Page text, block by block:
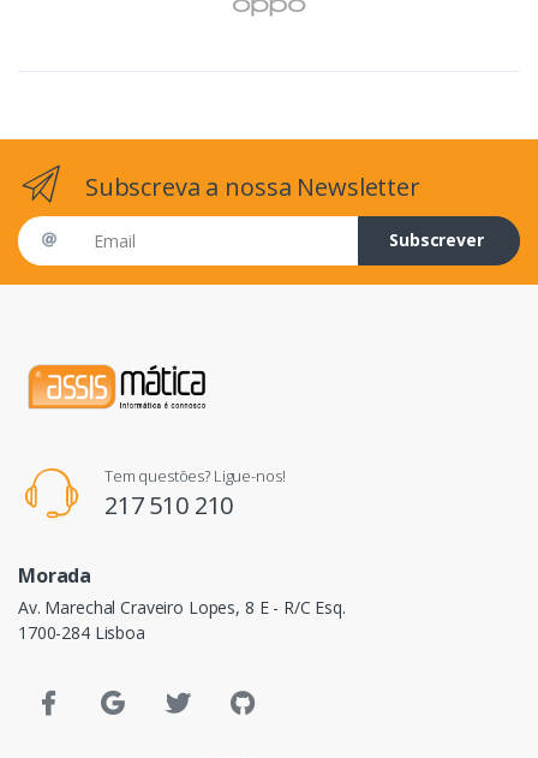
Subscreva a nossa Newsletter
Email address
Subscrever
Tem questões? Ligue-nos!
217 510 210
Morada
Av. Marechal Craveiro Lopes, 8 E - R/C Esq.
1700-284 Lisboa